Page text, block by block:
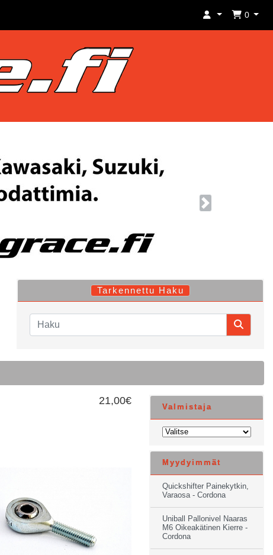
0
Next
Tarkennettu Haku
21,00€
Valmistaja
Myydyimmät
Quickshifter Painekytkin,
Varaosa - Cordona
Uniball Pallonivel Naaras
M6 Oikeakätinen Kierre -
Cordona